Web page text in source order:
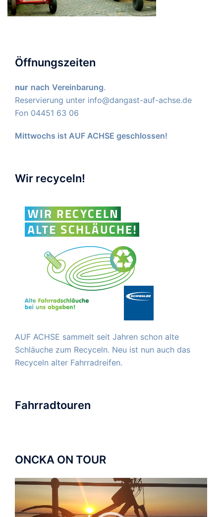
Öffnungszeiten
nur nach Vereinbarung.
Reservierung unter info@dangast-auf-achse.de
Fon 04451 63 06
Mittwochs ist AUF ACHSE geschlossen!
Wir recyceln!
AUF ACHSE sammelt seit Jahren schon alte
Schläuche zum Recyceln. Neu ist nun auch das
Recyceln alter Fahrradreifen.
Fahrradtouren
ONCKA ON TOUR
Video-
Player